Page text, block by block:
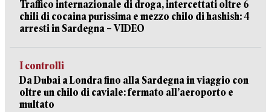
Traffico internazionale di droga, intercettati oltre 6
chili di cocaina purissima e mezzo chilo di hashish: 4
arresti in Sardegna – VIDEO
I controlli
Da Dubai a Londra fino alla Sardegna in viaggio con
oltre un chilo di caviale: fermato all’aeroporto e
multato